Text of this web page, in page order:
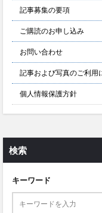
記事募集の要項
ご購読のお申し込み
お問い合わせ
記事および写真のご利用
個人情報保護方針
検索
キーワード